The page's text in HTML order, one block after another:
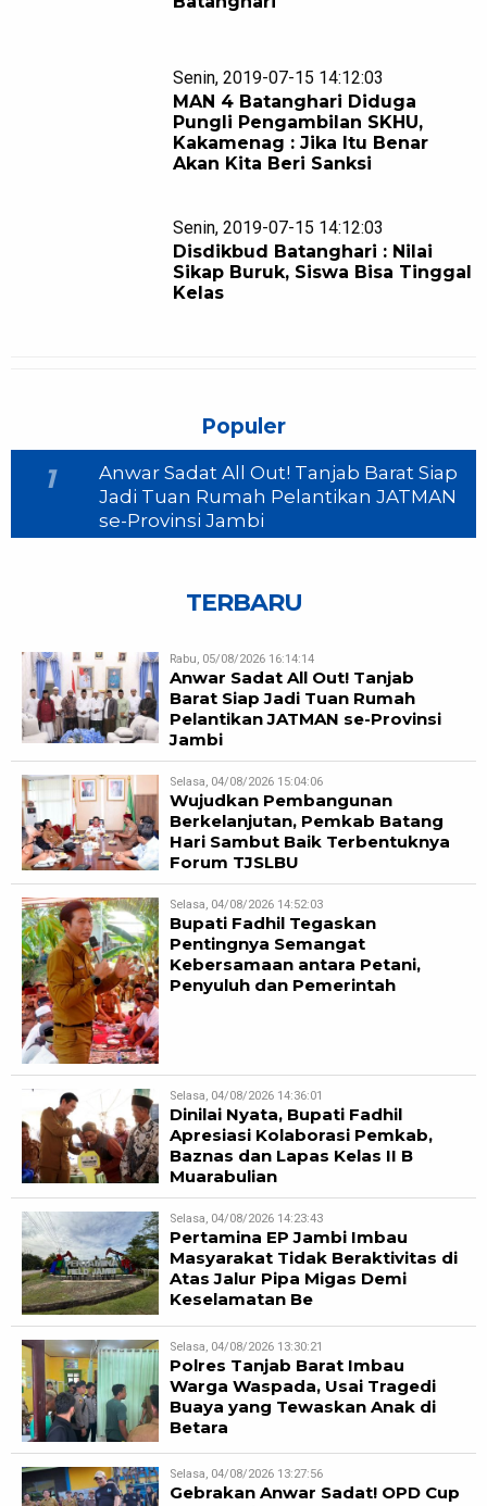
Senin, 2019-07-15 14:12:03
MAN 4 Batanghari Diduga
Pungli Pengambilan SKHU,
Kakamenag : Jika Itu Benar
Akan Kita Beri Sanksi
Senin, 2019-07-15 14:12:03
Disdikbud Batanghari : Nilai
Sikap Buruk, Siswa Bisa Tinggal
Kelas
Populer
1
Anwar Sadat All Out! Tanjab Barat Siap
Jadi Tuan Rumah Pelantikan JATMAN
se-Provinsi Jambi
TERBARU
Rabu, 05/08/2026 16:14:14
Anwar Sadat All Out! Tanjab
Barat Siap Jadi Tuan Rumah
Pelantikan JATMAN se-Provinsi
Jambi
Selasa, 04/08/2026 15:04:06
Wujudkan Pembangunan
Berkelanjutan, Pemkab Batang
Hari Sambut Baik Terbentuknya
Forum TJSLBU
Selasa, 04/08/2026 14:52:03
Bupati Fadhil Tegaskan
Pentingnya Semangat
Kebersamaan antara Petani,
Penyuluh dan Pemerintah
Selasa, 04/08/2026 14:36:01
Dinilai Nyata, Bupati Fadhil
Apresiasi Kolaborasi Pemkab,
Baznas dan Lapas Kelas II B
Muarabulian
Selasa, 04/08/2026 14:23:43
Pertamina EP Jambi Imbau
Masyarakat Tidak Beraktivitas di
Atas Jalur Pipa Migas Demi
Keselamatan Be
Selasa, 04/08/2026 13:30:21
Polres Tanjab Barat Imbau
Warga Waspada, Usai Tragedi
Buaya yang Tewaskan Anak di
Betara
Selasa, 04/08/2026 13:27:56
Gebrakan Anwar Sadat! OPD Cup